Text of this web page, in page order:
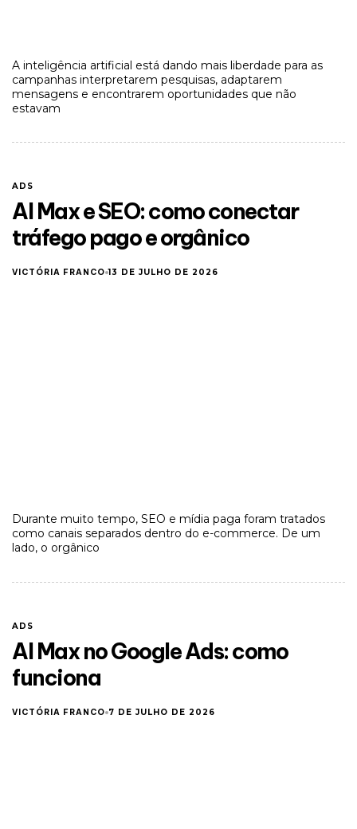
A inteligência artificial está dando mais liberdade para as
campanhas interpretarem pesquisas, adaptarem
mensagens e encontrarem oportunidades que não
estavam
ADS
AI Max e SEO: como conectar
tráfego pago e orgânico
VICTÓRIA FRANCO 13 DE JULHO DE 2026
Durante muito tempo, SEO e mídia paga foram tratados
como canais separados dentro do e-commerce. De um
lado, o orgânico
ADS
AI Max no Google Ads: como
funciona
VICTÓRIA FRANCO 7 DE JULHO DE 2026